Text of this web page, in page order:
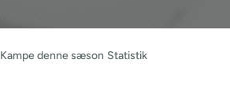
Kampe denne sæson Statistik